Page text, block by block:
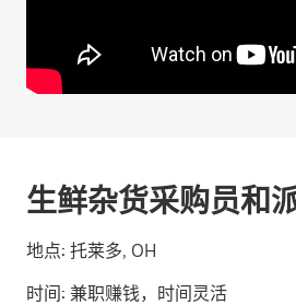
生鲜杂货采购员和
地点: 托莱多, OH
时间: 兼职赚钱，时间灵活